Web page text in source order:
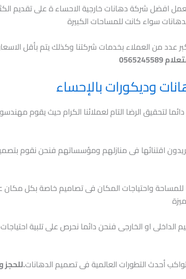
تعمل افضل شركة دهانات خارجية الاحساء ة على تقديم
سواء كانت للمساحات الكبيرة
عدد من العملاء بخدمات شركتنا وكذلك يتم بأقل
وديكورات بالإحساء
لتحقيق الرضا التام لعملائنا الكرام حيث يقوم
اقتنائها فى منازلهم ومؤسساتهم فنحن نقوم
واحتياجات المكان فى تصاميم خاصة بكل
الداخلى او الخارجى فنحن دائما نحرص على تلبية
أحدث التطورات العالمية فى تصميم الدهانات.للحجز